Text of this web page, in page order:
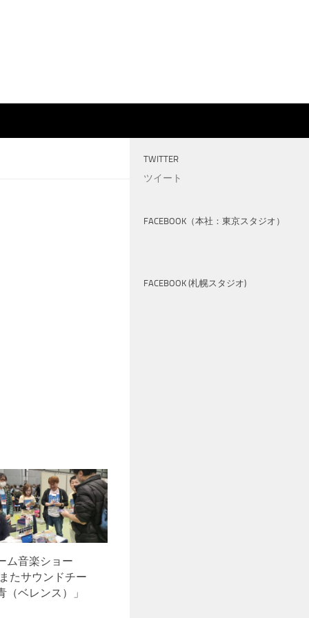
ム音楽ショー
たサウンドチー
（ベレンス）」
TWITTER
ツイート
FACEBOOK（本社：東京スタジオ）
FACEBOOK (札幌スタジオ)